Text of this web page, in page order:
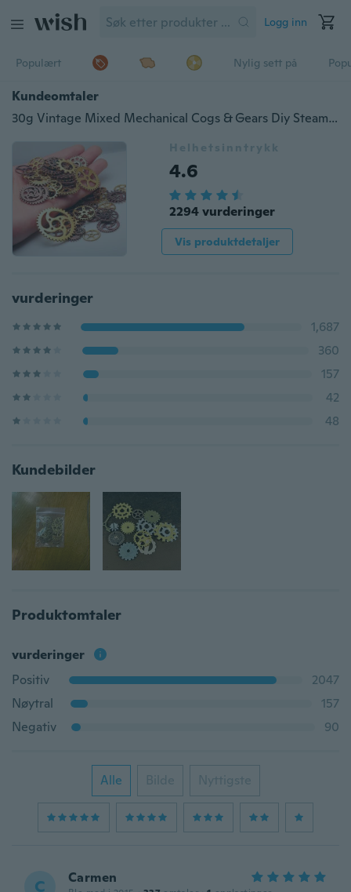
Logg inn
Populært Nylig sett på
Kundeomtaler
30g Vintage Mixed Mechanical Cogs & Gears Diy Steampunk anheng smykker håndverk
Helhetsinntrykk
4.6
2294 vurderinger
Vis produktdetaljer
vurderinger
1,687
360
157
42
48
Kundebilder
Produktomtaler
vurderinger
Positiv
2047
Nøytral
157
Negativ
90
Alle Bilde Nyttigste
C Carmen